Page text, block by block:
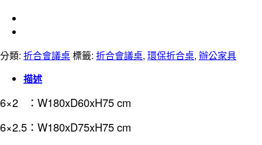
分類: 折合會議桌標籤: 折合會議桌, 環保折合桌, 辦公家具
描述
6×2 ：W180xD60xH75 cm
6×2.5：W180xD75xH75 cm